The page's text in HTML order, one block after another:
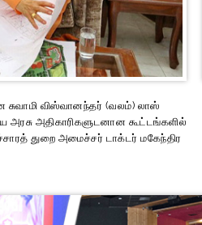
விஸ்வானந்தர் (வலம்) லாஸ்
அதிகாரிகளுடனான கூட்டங்களில்
துறை அமைச்சர் டாக்டர் மகேந்திர